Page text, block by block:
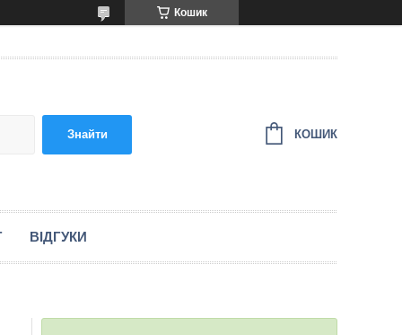
Кошик
Знайти КОШИК
ВІДГУКИ